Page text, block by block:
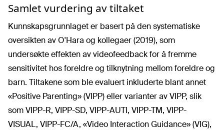
Samlet vurdering av tiltaket
Kunnskapsgrunnlaget er basert på den systematiske
oversikten av O'Hara og kollegaer (2019), som
undersøkte effekten av videofeedback for å fremme
sensitivitet hos foreldre og tilknytning mellom foreldre og
barn. Tiltakene som ble evaluert inkluderte blant annet
«Positive Parenting» (VIPP) eller varianter av VIPP, slik
som VIPP-R, VIPP-SD, VIPP-AUTI, VIPP-TM, VIPP-
VISUAL, VIPP-FC/A, «Video Interaction Guidance» (VIG),